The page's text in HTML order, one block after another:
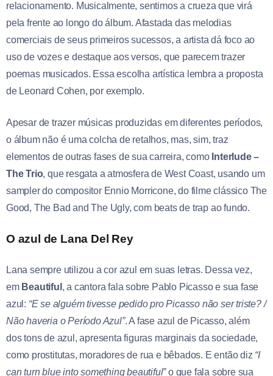
relacionamento. Musicalmente, sentimos a crueza que virá
pela frente ao longo do álbum. Afastada das melodias
comerciais de seus primeiros sucessos, a artista dá foco ao
uso de vozes e destaque aos versos, que parecem trazer
poemas musicados. Essa escolha artística lembra a proposta
de Leonard Cohen, por exemplo.
Apesar de trazer músicas produzidas em diferentes períodos,
o álbum não é uma colcha de retalhos, mas, sim, traz
elementos de outras fases de sua carreira, como Interlude –
The Trio, que resgata a atmosfera de West Coast, usando um
sampler do compositor Ennio Morricone, do filme clássico The
Good, The Bad and The Ugly, com beats de trap ao fundo.
O azul de Lana Del Rey
Lana sempre utilizou a cor azul em suas letras. Dessa vez,
em Beautiful , a cantora fala sobre Pablo Picasso e sua fase
azul: “E se alguém tivesse pedido pro Picasso não ser triste? /
Não haveria o Período Azul”. A fase azul de Picasso, além
dos tons de azul, apresenta figuras marginais da sociedade,
como prostitutas, moradores de rua e bêbados. E então diz “I
can turn blue into something beautiful”o que fala sobre sua